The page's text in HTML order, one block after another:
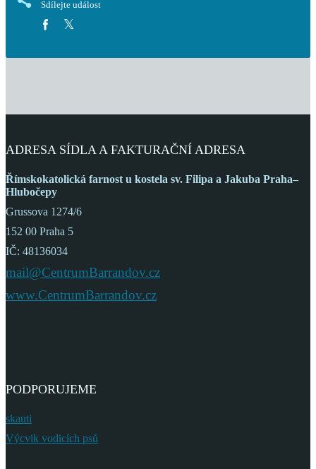
Sdílejte událost
ADRESA SÍDLA A FAKTURAČNÍ ADRESA
Římskokatolická farnost u kostela sv. Filipa a Jakuba Praha–
Hlubočepy
Grussova 1274/6
152 00 Praha 5
IČ: 48136034
mail@CentrumBarrandov.cz
www.CentrumBarrandov.cz
PODPORUJEME
skauti
Výcvik vodicích psů